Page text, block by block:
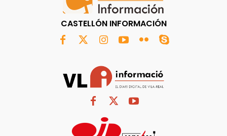
CASTELLÓN INFORMACIÓN